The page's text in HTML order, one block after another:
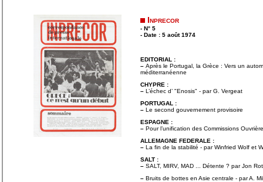
Inprecor
- N° 5
- Date : 5 août 1974
EDITORIAL :
– Après le Portugal, la Grèce : Vers un
méditerranéenne
CHYPRE :
– L’échec d’ "Enosis" - par G. Vergeat
PORTUGAL :
– Le second gouvernement provisoire
ESPAGNE :
– Pour l’unification des Commissions
ALLEMAGNE FEDERALE :
– La fin de la stabilité - par Winfried Wolf et
SALT :
– SALT, MIRV, MAD ... Détente ? par Jon
– Bruits de bottes en Asie centrale - par A.